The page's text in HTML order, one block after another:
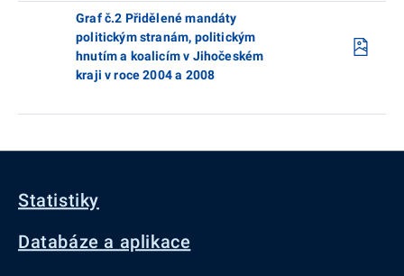
Graf č.2 Přidělené mandáty
politickým stranám, politickým
hnutím a koalicím v Jihočeském
kraji v roce 2004 a 2008
Statistiky
Databáze a aplikace